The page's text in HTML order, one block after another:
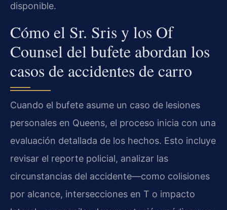
disponible.
Cómo el Sr. Sris y los Of
Counsel del bufete abordan los
casos de accidentes de carro
Cuando el bufete asume un caso de lesiones
personales en Queens, el proceso inicia con una
evaluación detallada de los hechos. Esto incluye
revisar el reporte policial, analizar las
circunstancias del accidente—como colisiones
por alcance, intersecciones en T o impacto